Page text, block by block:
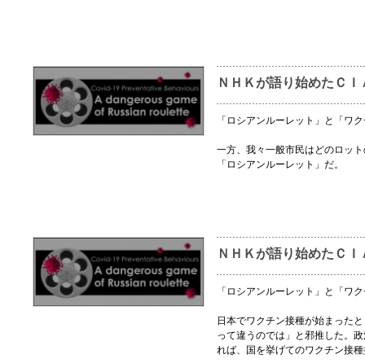
ＮＨＫが語り始めたＣ
「ロシアンルーレット」と「ワ
一方、我々一般市民はどのロッ
「ロシアンルーレット」だ。
ＮＨＫが語り始めたＣ
「ロシアンルーレット」と「ワ
日本でワクチン接種が始まった
って違うのでは」と邪推した。
れば、国を挙げてのワクチン接